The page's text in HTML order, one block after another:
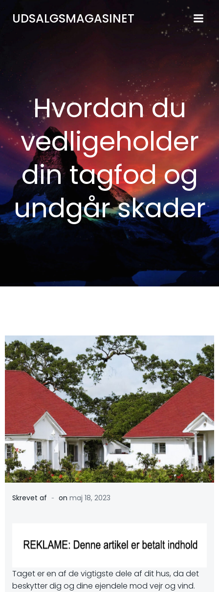
til
UDSALGSMAGASINET
Hvordan du
vedligeholder
din tagfod og
undgår skader
Skrevet af - on maj 18, 2023
Taget er en af de vigtigste dele af dit hus, da det
beskytter dig og dine ejendele mod vejr og vind.